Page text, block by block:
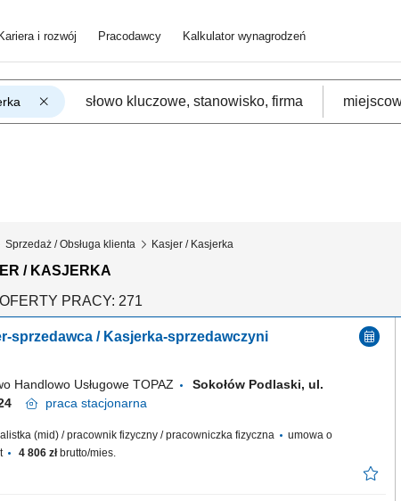
i rozwój Pracodawcy Kalkulator wynagrodzeń
Sprzedaż / Obsługa klienta Kasjer / Kasjerka
/ KASJERKA
PRACY: 271
sprzedawca / Kasjerka-sprzedawczyni
Handlowo Usługowe TOPAZ
Sokołów Podlaski, ul.
24
praca stacjonarna
(mid) / pracownik fizyczny / pracowniczka fizyczna
umowa o
4 806 złbrutto/mies.